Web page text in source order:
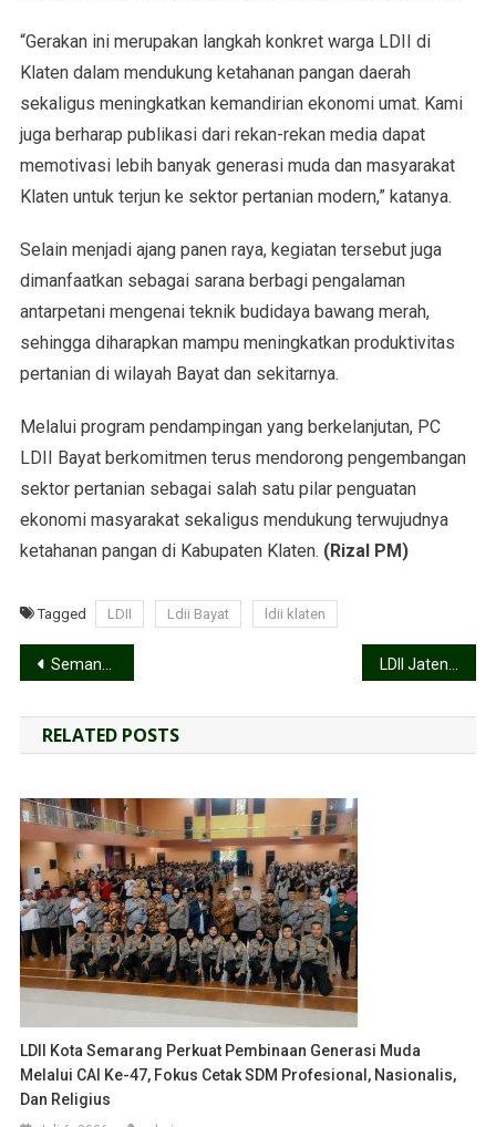
“Gerakan ini merupakan langkah konkret warga LDII di
Klaten dalam mendukung ketahanan pangan daerah
sekaligus meningkatkan kemandirian ekonomi umat. Kami
juga berharap publikasi dari rekan-rekan media dapat
memotivasi lebih banyak generasi muda dan masyarakat
Klaten untuk terjun ke sektor pertanian modern,” katanya.
Selain menjadi ajang panen raya, kegiatan tersebut juga
dimanfaatkan sebagai sarana berbagi pengalaman
antarpetani mengenai teknik budidaya bawang merah,
sehingga diharapkan mampu meningkatkan produktivitas
pertanian di wilayah Bayat dan sekitarnya.
Melalui program pendampingan yang berkelanjutan, PC
LDII Bayat berkomitmen terus mendorong pengembangan
sektor pertanian sebagai salah satu pilar penguatan
ekonomi masyarakat sekaligus mendukung terwujudnya
ketahanan pangan di Kabupaten Klaten. (Rizal PM)
Tagged LDII Ldii Bayat ldii klaten
Semangat Gotong Royong, Pemuda LDII Hadir di Tengah Musibah Kebakaran
RELATED POSTS
LDII Kota Semarang Perkuat Pembinaan Generasi Muda
Melalui CAI Ke-47, Fokus Cetak SDM Profesional, Nasionalis,
Dan Religius